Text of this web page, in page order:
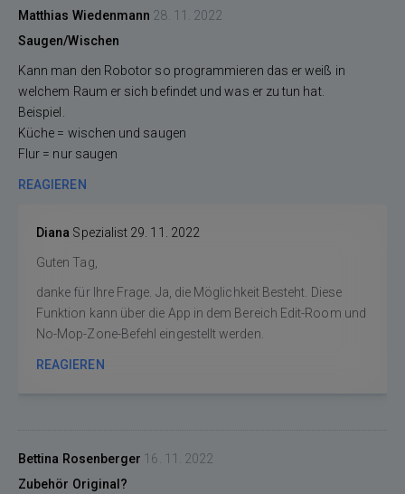
Matthias Wiedenmann 28. 11. 2022
Saugen/Wischen
Kann man den Robotor so programmieren das er weiß in
welchem Raum er sich befindet und was er zu tun hat.
Beispiel.
Küche = wischen und saugen
Flur = nur saugen
REAGIEREN
Diana Spezialist 29. 11. 2022
Guten Tag,
danke für Ihre Frage. Ja, die Möglichkeit Besteht. Diese
Funktion kann über die App in dem Bereich Edit-Room und
No-Mop-Zone-Befehl eingestellt werden.
REAGIEREN
Bettina Rosenberger 16. 11. 2022
Zubehör Original?